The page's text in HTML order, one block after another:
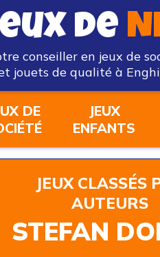
de
conseiller en jeux de
jouets de qualité à
DE
JEUX
ENFANTS
JEUX CLASSÉS
AUTEURS
STEFAN